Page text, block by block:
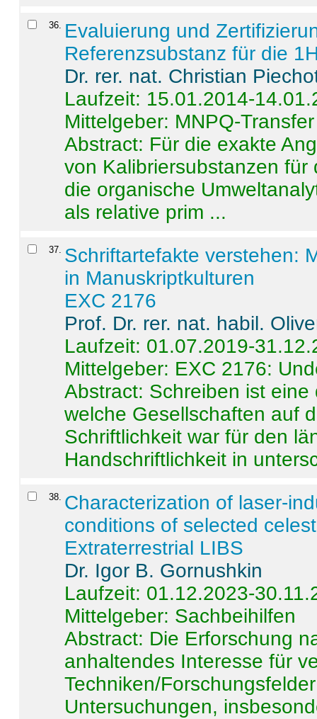
36. Evaluierung und
Referenzsubstanz für die
Dr. rer. nat. Christian
Laufzeit: 15.01.2014-
Mittelgeber: MNPQ-Transfer
Abstract: Für die exakte
von Kalibriersubstanzen
die organische
als relative prim ...
37. Schriftartefakte verstehen:
in Manuskriptkulturen
EXC 2176
Prof. Dr. rer. nat. habil.
Laufzeit: 01.07.2019-
Mittelgeber: EXC 2176:
Abstract: Schreiben ist
welche Gesellschaften auf
Schriftlichkeit war für den
Handschriftlichkeit in
38. Characterization of laser-
conditions of selected
Extraterrestrial LIBS
Dr. Igor B. Gornushkin
Laufzeit: 01.12.2023-
Mittelgeber: Sachbeihilfen
Abstract: Die Erforschung
anhaltendes Interesse für
Techniken/
Untersuchungen,